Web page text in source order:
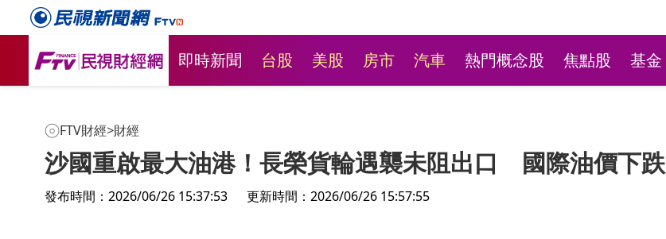
即時新聞 台股 美股 房市 汽車 熱門概念股 焦點股 基金
FTV財經>財經
沙國重啟最大油港！長榮貨輪遇襲未阻出口 國際油價下跌
發布時間：2026/06/26 15:37:53 更新時間：2026/06/26 15:57:55